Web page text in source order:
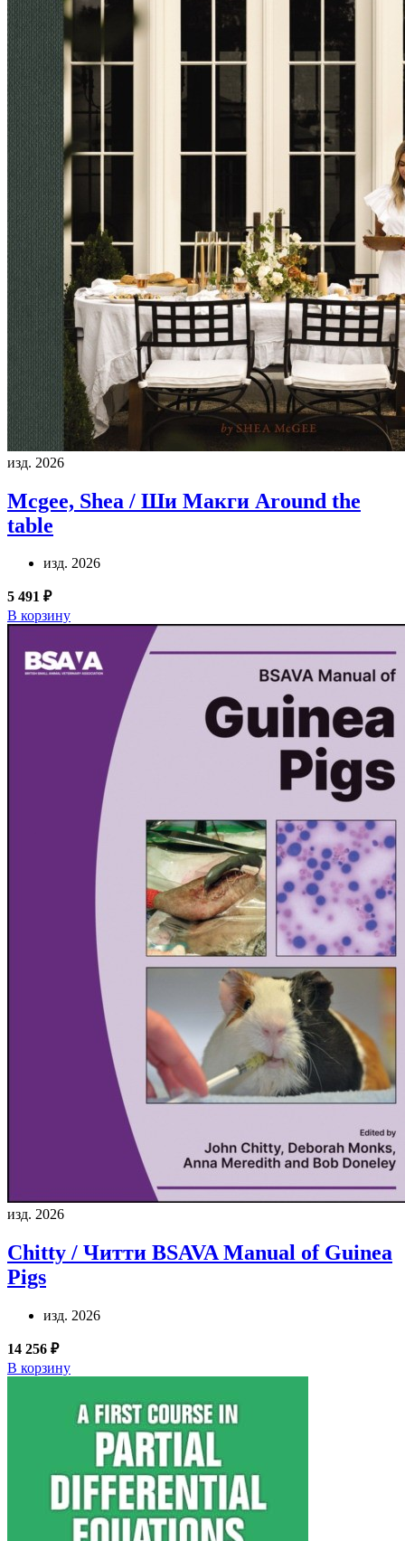
изд. 2026
Mcgee, Shea / Ши Макги Around the
table
изд. 2026
5 491 ₽
В корзину
изд. 2026
Chitty / Читти BSAVA Manual of Guinea
Pigs
изд. 2026
14 256 ₽
В корзину